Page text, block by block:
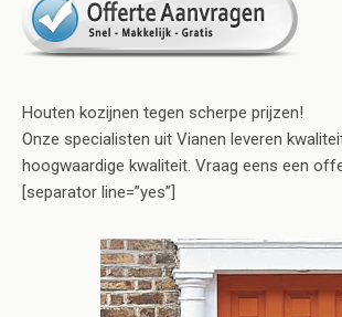
Houten kozijnen tegen scherpe prijzen!
Onze specialisten uit Vianen leveren
hoogwaardige kwaliteit. Vraag eens een
[separator line=”yes”]